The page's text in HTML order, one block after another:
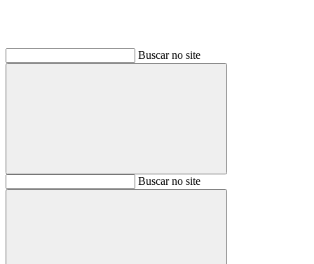
Buscar no site
BuscarBuscar no site